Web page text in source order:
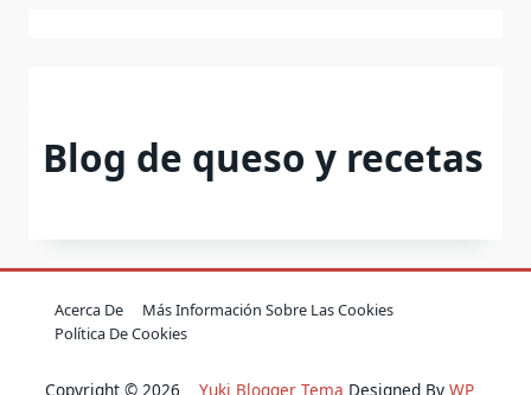
Blog de queso y recetas
Acerca De
Más Información Sobre Las Cookies
Política De Cookies
Copyright © 2026 Yuki Blogger Tema Designed By WP